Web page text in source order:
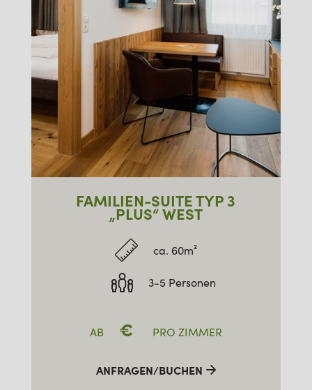
FAMILIEN-SUITE TYP 3
„PLUS“ WEST
ca. 60m²
3-5 Personen
AB € PRO ZIMMER
ANFRAGEN/BUCHEN